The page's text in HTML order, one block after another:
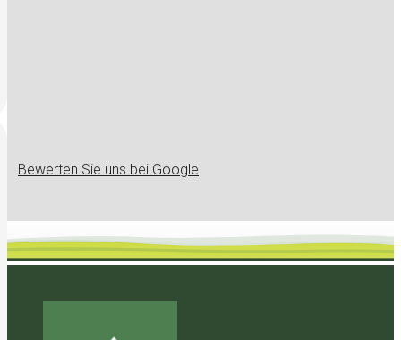
Bewerten Sie uns bei Google